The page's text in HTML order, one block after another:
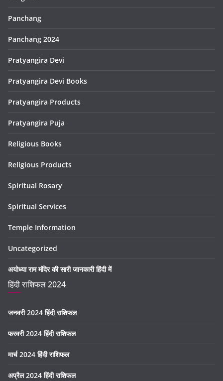
Panchang
Panchang 2024
Pratyangira Devi
Pratyangira Devi Books
Pratyangira Products
Pratyangira Puja
Religious Books
Religious Products
Spiritual Rosary
Spiritual Services
Temple Information
Uncategorized
अयोध्या राम मंदिर की सारी जानकारी हिंदी में
हिंदी राशिफल 2024
जनवरी 2024 हिंदी राशिफल
फरवरी 2024 हिंदी राशिफल
मार्च 2024 हिंदी राशिफल
अप्रैल 2024 हिंदी राशिफल